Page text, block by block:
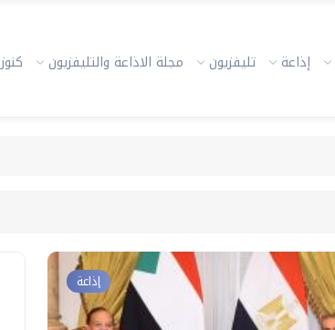
إذاعة تليفزيون مجلة الاذاعة والتليفزيون كنوز
إذاعة